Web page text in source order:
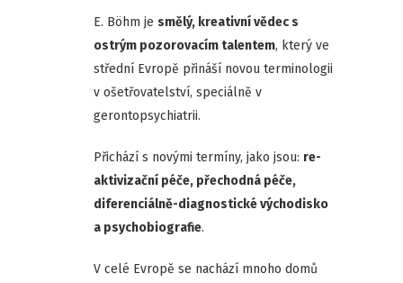
E. Böhm je smělý, kreativní vědec s
ostrým pozorovacím talentem, který ve
střední Evropě přináší novou terminologii
v ošetřovatelství, speciálně v
gerontopsychiatrii.
Přichází s novými termíny, jako jsou: re-
aktivizační péče, přechodná péče,
diferenciálně-diagnostické východisko
a psychobiografie.
V celé Evropě se nachází mnoho domů